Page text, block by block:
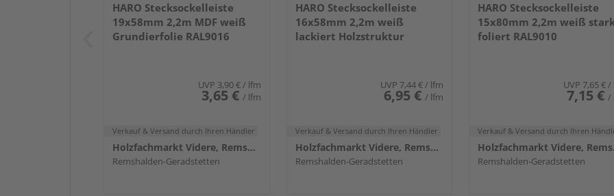
HARO Stecksockelleiste
19x58mm 2,2m MDF weiß
Grundierfolie RAL9016
UVP 3,90 €/ lfm
3,65 € / lfm
Verkauf & Versand durch Ihren Händler
Holzfachmarkt Videre, Remshalden
Remshalden-Geradstetten
HARO Stecksockelleiste
16x58mm 2,2m weiß
lackiert Holzstruktur
UVP 7,44 €/ lfm
6,95 € / lfm
Verkauf & Versand durch Ihren Händler
Holzfachmarkt Videre, Remshalden
Remshalden-Geradstetten
HARO Stecksockelleiste
15x80mm 2,2m weiß
foliert RAL9010
UVP 7,65 €/
7,15 € /
Verkauf & Versand durch Ihren
Remshalden-Geradstetten